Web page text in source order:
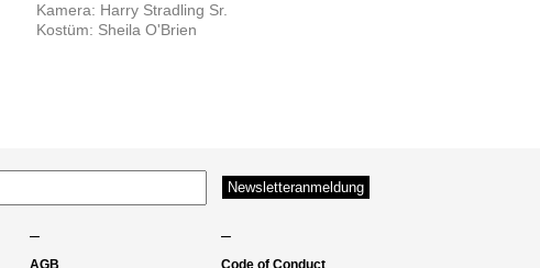
Kamera: Harry Stradling Sr.
Kostüm: Sheila O'Brien
– –
AGB Code of Conduct